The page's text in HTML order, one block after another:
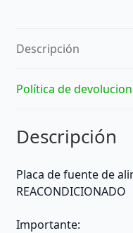
Brother
cantidad
Descripción
Política de
Descripción
Placa de fuente de
REACONDICIONADO
Importante: